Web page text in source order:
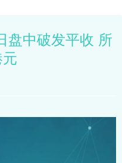
盘中破发平收 所